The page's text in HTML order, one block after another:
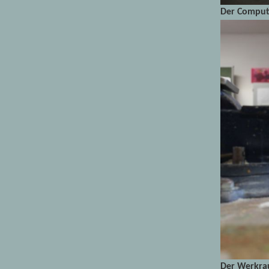
Der
Der